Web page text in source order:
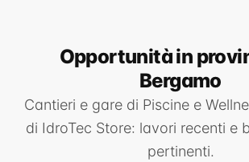
Opportunitàin
Bergamo
Cantieri e gare di Piscine e
di IdroTec Store: lavori recenti e
pertinenti.